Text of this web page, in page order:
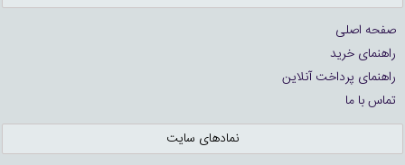
صفحه اصلی
راهنمای خرید
راهنمای پرداخت آنلاین
تماس با ما
نمادهای سایت